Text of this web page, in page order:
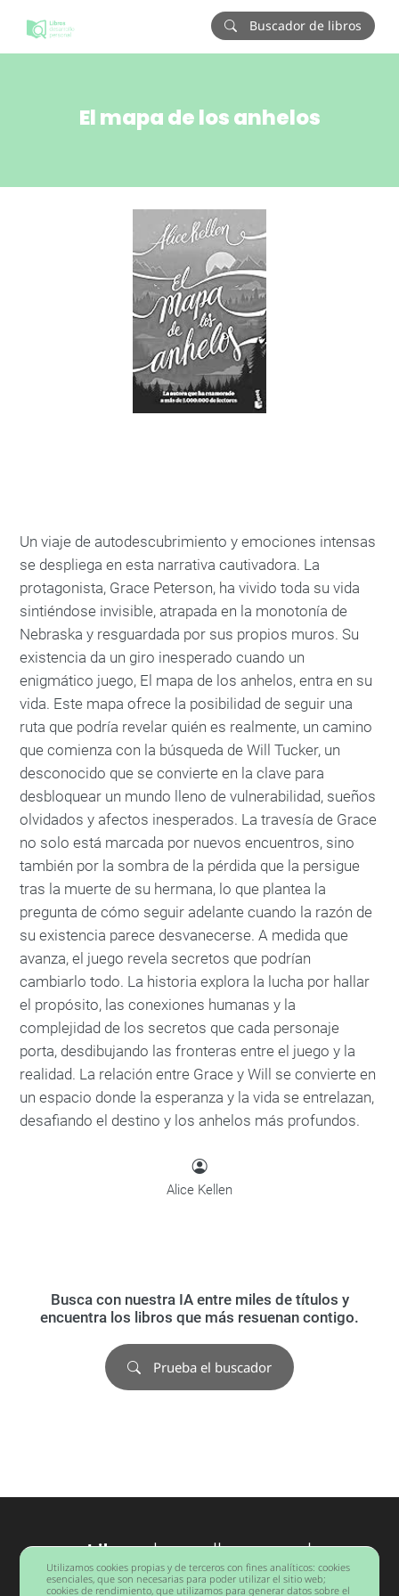
Buscador de libros
El mapa de los anhelos
Un viaje de autodescubrimiento y emociones intensas
se despliega en esta narrativa cautivadora. La
protagonista, Grace Peterson, ha vivido toda su vida
sintiéndose invisible, atrapada en la monotonía de
Nebraska y resguardada por sus propios muros. Su
existencia da un giro inesperado cuando un
enigmático juego, El mapa de los anhelos, entra en su
vida. Este mapa ofrece la posibilidad de seguir una
ruta que podría revelar quién es realmente, un camino
que comienza con la búsqueda de Will Tucker, un
desconocido que se convierte en la clave para
desbloquear un mundo lleno de vulnerabilidad, sueños
olvidados y afectos inesperados. La travesía de Grace
no solo está marcada por nuevos encuentros, sino
también por la sombra de la pérdida que la persigue
tras la muerte de su hermana, lo que plantea la
pregunta de cómo seguir adelante cuando la razón de
su existencia parece desvanecerse. A medida que
avanza, el juego revela secretos que podrían
cambiarlo todo. La historia explora la lucha por hallar
el propósito, las conexiones humanas y la
complejidad de los secretos que cada personaje
porta, desdibujando las fronteras entre el juego y la
realidad. La relación entre Grace y Will se convierte en
un espacio donde la esperanza y la vida se entrelazan,
desafiando el destino y los anhelos más profundos.
Alice Kellen
Busca con nuestra IA entre miles de títulos y
encuentra los libros que más resuenan contigo.
Prueba el buscador
Librosdesarrollo personal
Barcelona
Utilizamos cookies propias y de terceros con fines analíticos: cookies
esenciales, que son necesarias para poder utilizar el sitio web;
cookies de rendimiento, que utilizamos para generar datos sobre el